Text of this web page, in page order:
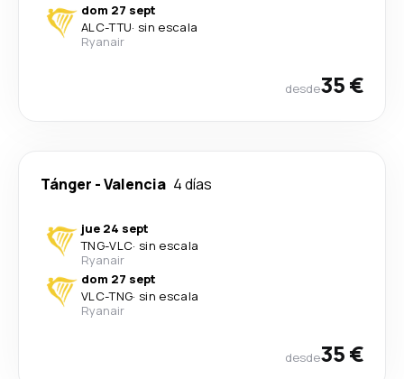
dom 27 sept
ALC-TTU· sin escala
Ryanair
desde35 €
Tánger -Valencia 4 días
jue 24 sept
TNG-VLC· sin escala
Ryanair
dom 27 sept
VLC-TNG· sin escala
Ryanair
desde35 €